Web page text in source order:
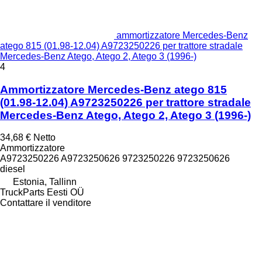
ammortizzatore Mercedes-Benz
atego 815 (01.98-12.04) A9723250226 per trattore stradale
Mercedes-Benz Atego, Atego 2, Atego 3 (1996-)
4
Ammortizzatore Mercedes-Benz atego 815
(01.98-12.04) A9723250226 per trattore stradale
Mercedes-Benz Atego, Atego 2, Atego 3 (1996-)
34,68 € Netto
Ammortizzatore
A9723250226 A9723250626 9723250226 9723250626
diesel
Estonia, Tallinn
TruckParts Eesti OÜ
Contattare il venditore